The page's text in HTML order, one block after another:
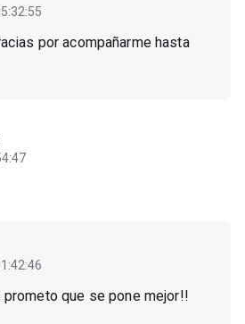
por acompañarme hasta
prometo que se pone mejor!!